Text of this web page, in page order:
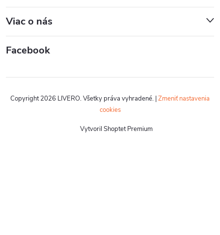
Viac o nás
Facebook
Vytvoril Shoptet Premium
Copyright 2026 LIVERO. Všetky práva vyhradené. Zmeniť nastavenia
cookies